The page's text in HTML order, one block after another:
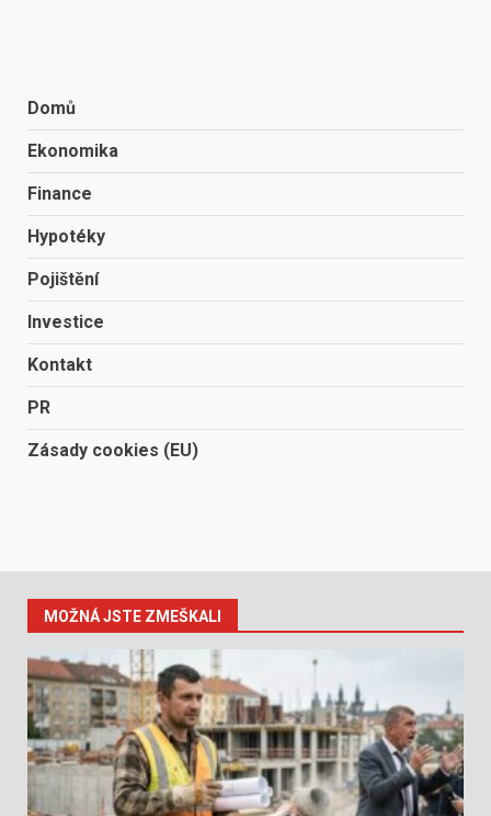
Domů
Ekonomika
Finance
Hypotéky
Pojištění
Investice
Kontakt
PR
Zásady cookies (EU)
MOŽNÁ JSTE ZMEŠKALI